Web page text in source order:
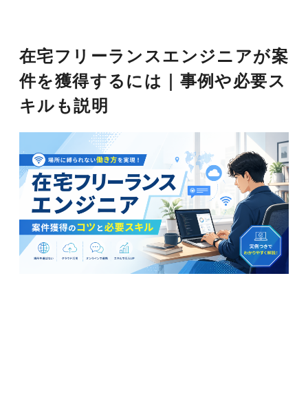
在宅フリーランスエンジニアが案
件を獲得するには｜事例や必要ス
キルも説明